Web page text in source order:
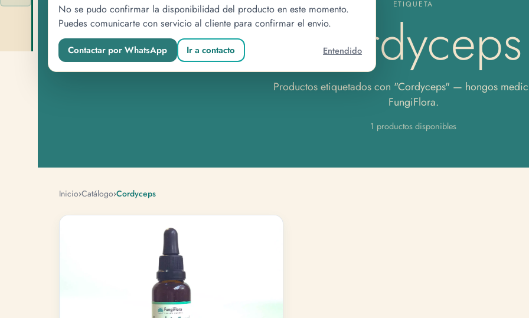
No se pudo confirmar la disponibilidad del producto en este momento.
Puedes comunicarte con servicio al cliente para confirmar el envio.
Contactar por WhatsApp Ir a contacto Entendido
ETIQUETA
Cordyceps
Productos etiquetados con "Cordyceps" — hongos
FungiFlora.
1 productos disponibles
Inicio›Catálogo›Cordyceps